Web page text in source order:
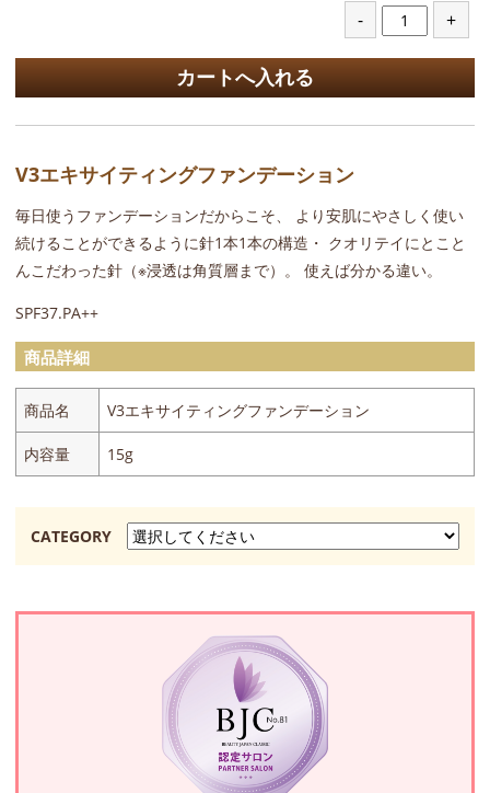
V3エキサイティングファンデーション
毎日使うファンデーションだからこそ、 より安肌にやさしく使い
続けることができるように針1本1本の構造・ クオリテイにとこと
んこだわった針（※浸透は角質層まで）。 使えば分かる違い。
SPF37.PA++
商品詳細
商品名 V3エキサイティングファンデーション
内容量 15g
CATEGORY